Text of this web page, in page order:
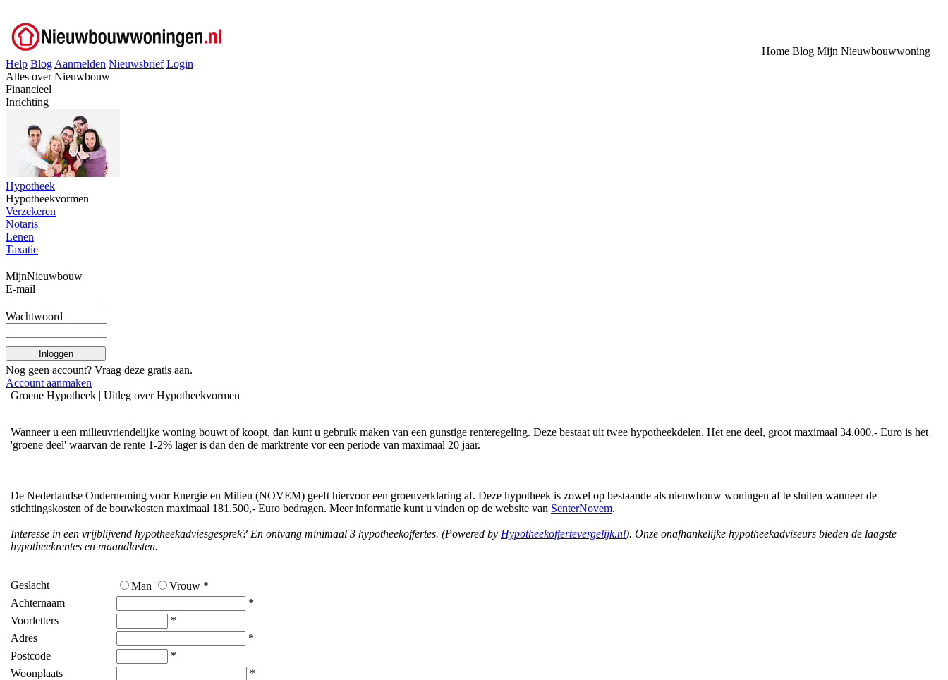
Help Blog Aanmelden Nieuwsbrief Login
Home Blog Mijn Nieuwbouwwoning
Alles over Nieuwbouw
Financieel
Inrichting
Hypotheek
Hypotheekvormen
Verzekeren
Notaris
Lenen
Taxatie
MijnNieuwbouw
E-mail
Wachtwoord
Inloggen
Nog geen account? Vraag deze gratis aan.
Account aanmaken
Groene Hypotheek | Uitleg over Hypotheekvormen
Wanneer u een milieuvriendelijke woning bouwt of koopt, dan kunt u gebruik maken van een gunstige renteregeling. Deze bestaat uit twee hypotheekdelen. Het ene deel, groot maximaal 34.000,- Euro is het
'groene deel' waarvan de rente 1-2% lager is dan den de marktrente vor een periode van maximaal 20 jaar.
De Nederlandse Onderneming voor Energie en Milieu (NOVEM) geeft hiervoor een groenverklaring af. Deze hypotheek is zowel op bestaande als nieuwbouw woningen af te sluiten wanneer de
stichtingskosten of de bouwkosten maximaal 181.500,- Euro bedragen. Meer informatie kunt u vinden op de website van SenterNovem.
Interesse in een vrijblijvend hypotheekadviesgesprek? En ontvang minimaal 3 hypotheekoffertes. (Powered by Hypotheekoffertevergelijk.nl). Onze onafhankelijke hypotheekadviseurs bieden de laagste
hypotheekrentes en maandlasten.
Geslacht Man
Vrouw *
Achternaam
*
Voorletters
*
Adres
*
Postcode
*
Woonplaats
*